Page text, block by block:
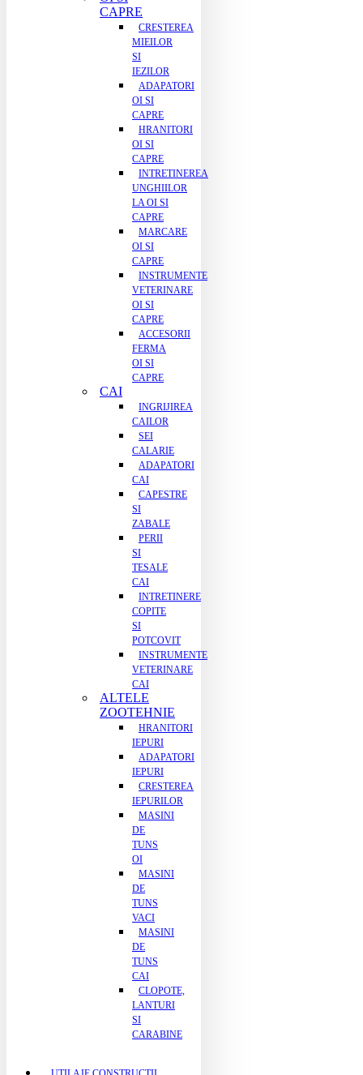
CAPRE
CRESTEREA
MIEILOR
SI
IEZILOR
ADAPATORI
OI SI
CAPRE
HRANITORI
OI SI
CAPRE
INTRETINEREA
UNGHIILOR
LA OI SI
CAPRE
MARCARE
OI SI
CAPRE
INSTRUMENTE
VETERINARE
OI SI
CAPRE
ACCESORII
FERMA
OI SI
CAPRE
CAI
INGRIJIREA
CAILOR
SEI
CALARIE
ADAPATORI
CAI
CAPESTRE
SI
ZABALE
PERII
SI
TESALE
CAI
INTRETINERE
COPITE
SI
POTCOVIT
INSTRUMENTE
VETERINARE
CAI
ALTELE
ZOOTEHNIE
HRANITORI
IEPURI
ADAPATORI
IEPURI
CRESTEREA
IEPURILOR
MASINI
DE
TUNS
OI
MASINI
DE
TUNS
VACI
MASINI
DE
TUNS
CAI
CLOPOTE,
LANTURI
SI
CARABINE